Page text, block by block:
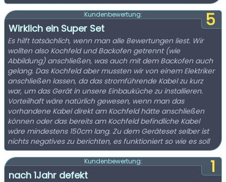
5
Kundenbewertung:
Wirklich ein Super Set
Es hilft tatsächlich, wenn man alle Bewertungen liest. Wir
wollten also Kochfeld und Backofen getrennt (wie
Abbildung) anschließen, was auch mit dem Backofen auch
gelang. Das Kochfeld aber mussten wir von einem Elektriker
anschließen lassen, da das stromführende Kabel zu kurz
war, um das Gerät in unsere Einbauküche zu installieren.
Vorteilhaft wäre natürlich gewesen, wenn man das
vorhandene Kabel direkt am Kochfeld hätte anschließen
können oder das bereits am Kochfeld befindliche Kabel
wäre mindestens 150cm lang. Zu dem Geräteset selber ist
nichts negatives zu berichten, es funktioniert so wie es soll
1
Kundenbewertung:
nach 1Jahr defekt